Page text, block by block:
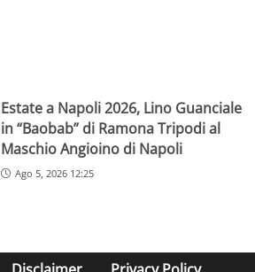
Estate a Napoli 2026, Lino Guanciale
in “Baobab” di Ramona Tripodi al
Maschio Angioino di Napoli
Ago 5, 2026 12:25